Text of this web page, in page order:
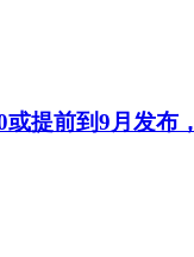
或提前到9月发布